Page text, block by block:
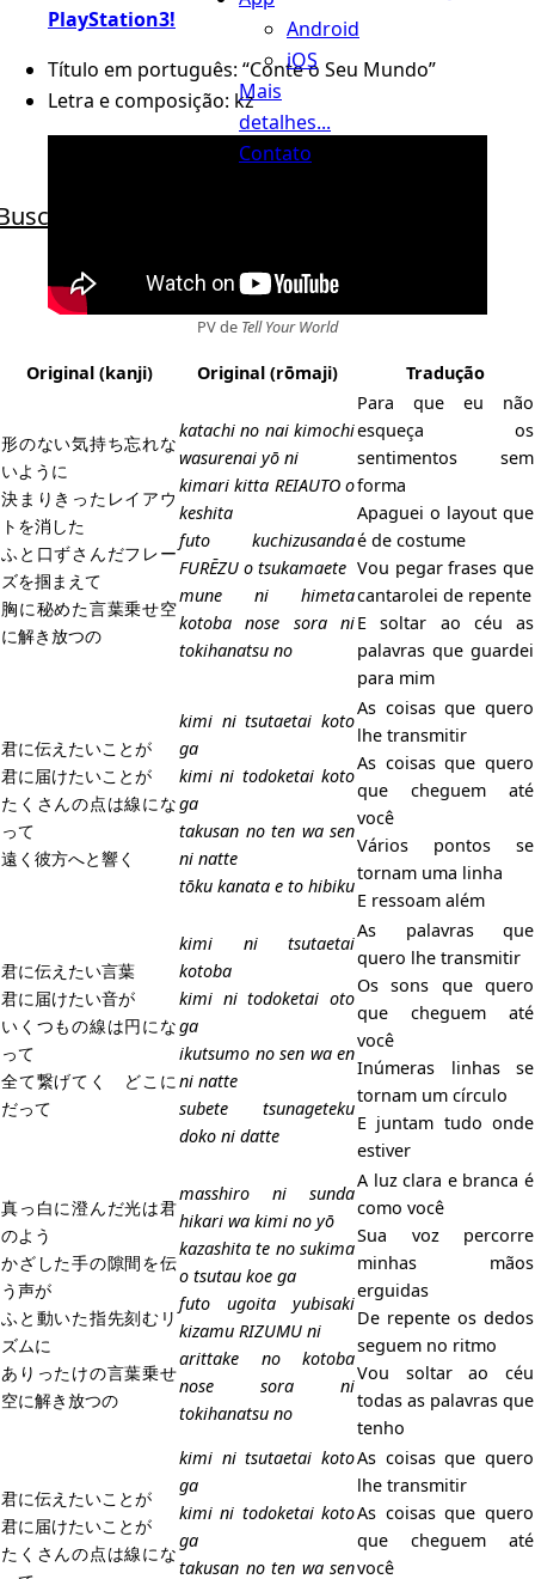
Android
iOS
Mais
detalhes...
Contato
PlayStation3!
Título em português: “Conte o Seu Mundo”
Letra e composição: kz
PV de Tell Your World
Original (kanji) Original (rōmaji) Tradução
形のない気持ち忘れな
いように
決まりきったレイアウ
トを消した
ふと口ずさんだフレー
ズを掴まえて
胸に秘めた言葉乗せ空
に解き放つの
katachi no nai kimochi
wasurenai yō ni
kimari kitta REIAUTO o
keshita
futo kuchizusanda
FURĒZU o tsukamaete
mune ni himeta
kotoba nose sora ni
tokihanatsu no
Para que eu não
esqueça os
sentimentos sem
forma
Apaguei o layout que
é de costume
Vou pegar frases que
cantarolei de repente
E soltar ao céu as
palavras que guardei
para mim
君に伝えたいことが
君に届けたいことが
たくさんの点は線にな
って
遠く彼方へと響く
kimi ni tsutaetai koto
ga
kimi ni todoketai koto
ga
takusan no ten wa sen
ni natte
tōku kanata e to hibiku
As coisas que quero
lhe transmitir
As coisas que quero
que cheguem até
você
Vários pontos se
tornam uma linha
E ressoam além
君に伝えたい言葉
君に届けたい音が
いくつもの線は円にな
って
全て繋げてく どこに
だって
kimi ni tsutaetai
kotoba
kimi ni todoketai oto
ga
ikutsumo no sen wa en
ni natte
subete tsunageteku
doko ni datte
As palavras que
quero lhe transmitir
Os sons que quero
que cheguem até
você
Inúmeras linhas se
tornam um círculo
E juntam tudo onde
estiver
真っ白に澄んだ光は君
のよう
かざした手の隙間を伝
う声が
ふと動いた指先刻むリ
ズムに
ありったけの言葉乗せ
空に解き放つの
masshiro ni sunda
hikari wa kimi no yō
kazashita te no sukima
o tsutau koe ga
futo ugoita yubisaki
kizamu RIZUMU ni
arittake no kotoba
nose sora ni
tokihanatsu no
A luz clara e branca é
como você
Sua voz percorre
minhas mãos
erguidas
De repente os dedos
seguem no ritmo
Vou soltar ao céu
todas as palavras que
tenho
君に伝えたいことが
君に届けたいことが
たくさんの点は線にな
kimi ni tsutaetai koto
ga
kimi ni todoketai koto
ga
takusan no ten wa sen
As coisas que quero
lhe transmitir
As coisas que quero
que cheguem até
você